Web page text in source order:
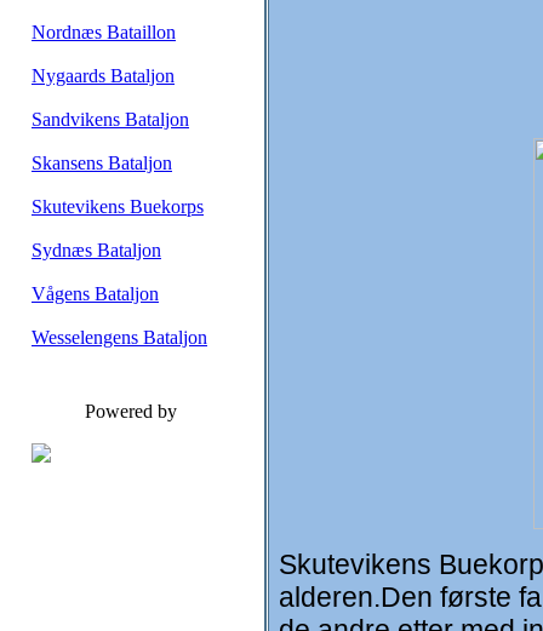
Nordnæs Bataillon
Nygaards Bataljon
Sandvikens Bataljon
Skansens Bataljon
Skutevikens Buekorps
Sydnæs Bataljon
Vågens Bataljon
Wesselengens Bataljon
Powered by
Skutevikens
alderen.Den første